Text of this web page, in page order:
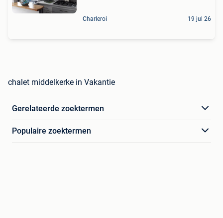
Charleroi 19 jul 26
chalet middelkerke in Vakantie
Gerelateerde zoektermen
Populaire zoektermen